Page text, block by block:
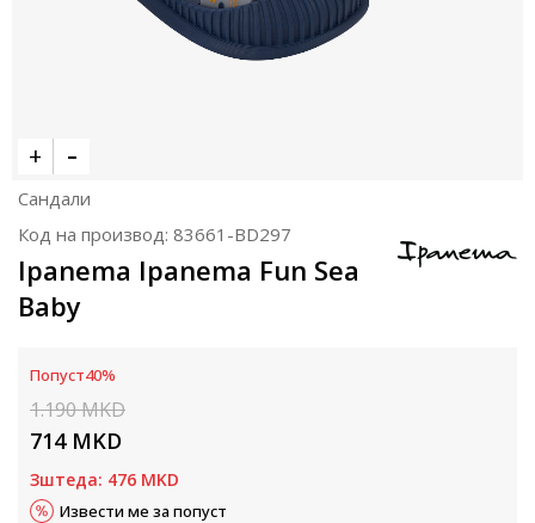
Сандали
Код на производ: 83661-BD297
Ipanema Ipanema Fun Sea
Baby
Попуст40%
1.190MKD
714 MKD
Зштеда: 476 MKD
Извести ме за попуст